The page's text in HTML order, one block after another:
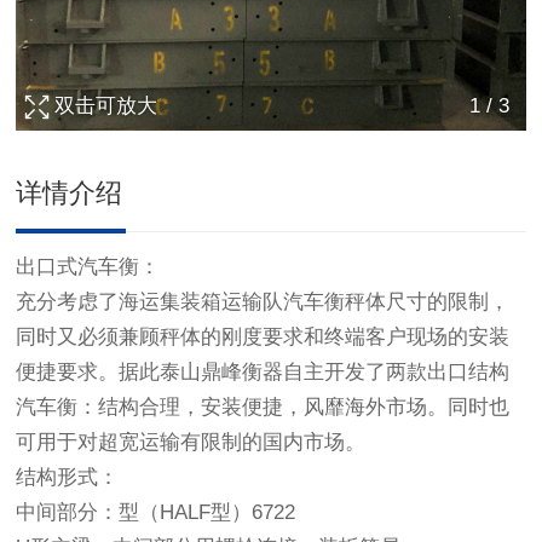
1/ 3
双击可放大
详情介绍
出口式汽车衡 ：
充分考虑了海运集装箱运输队汽车衡秤体尺寸的限制，
同时又必须兼顾秤体的刚度要求和终端客户现场的安装
便捷要求。据此泰山鼎峰衡器自主开发了两款出口结构
汽车衡：结构合理，安装便捷，风靡海外市场。同时也
可用于对超宽运输有限制的国内市场。
结构形式：
中间部分：型（HALF型）6722